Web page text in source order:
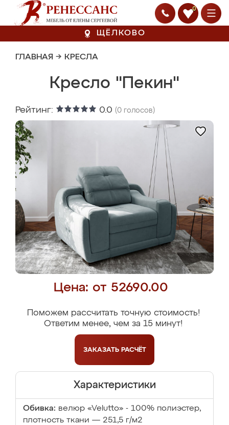
0
ЩЁЛКОВО
ГЛАВНАЯ → КРЕСЛА
Кресло "Пекин"
Рейтинг: 0.0 (0 голосов)
Цена: от 52690.00
Поможем рассчитать точную стоимость!
Ответим менее, чем за 15 минут!
ЗАКАЗАТЬ РАСЧЁТ
Характеристики
Обивка: велюр «Velutto» - 100% полиэстер,
плотность ткани — 251,5 г/м2